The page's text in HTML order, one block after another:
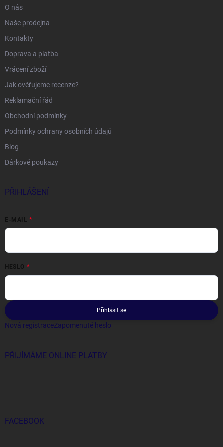
O nás
Naše prodejna
Kontakty
Doprava a platba
Vrácení zboží
Jak ověřujeme recenze?
Reklamační řád
Obchodní podmínky
Podmínky ochrany osobních údajů
Blog
Dárkové poukazy
PŘIHLÁŠENÍ
E-MAIL
HESLO
Přihlásit se
Nová registraceZapomenuté heslo
PŘIJÍMÁME ONLINE PLATBY
FACEBOOK